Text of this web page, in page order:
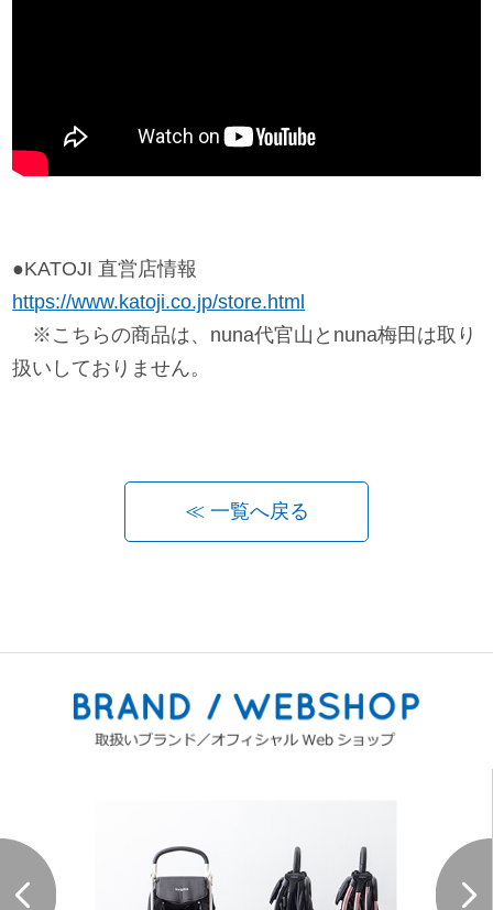
●KATOJI 直営店情報
https://www.katoji.co.jp/store.html
※こちらの商品は、nuna代官山とnuna梅田は取り
扱いしておりません。
≪ 一覧へ戻る